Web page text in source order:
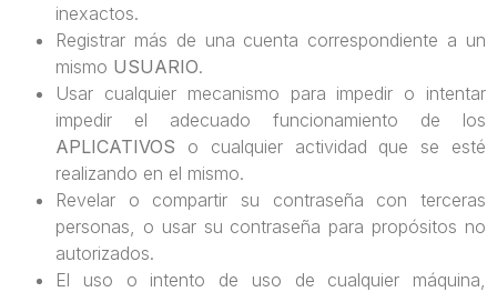
inexactos.
Registrar más de una cuenta correspondiente a un
mismo USUARIO.
Usar cualquier mecanismo para impedir o intentar
impedir el adecuado funcionamiento de los
APLICATIVOS o cualquier actividad que se esté
realizando en el mismo.
Revelar o compartir su contraseña con terceras
personas, o usar su contraseña para propósitos no
autorizados.
El uso o intento de uso de cualquier máquina,